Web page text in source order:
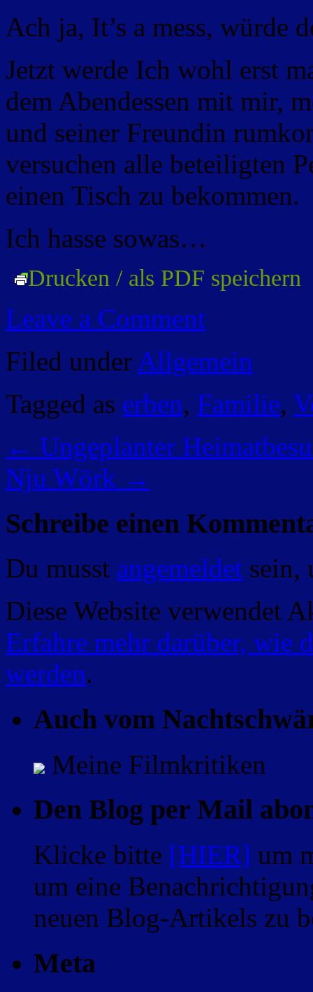
Ach ja, It’s a mess, würde
Jetzt werde Ich wohl erst
dem Abendessen mit mir,
und seiner Freundin
versuchen alle beteiligten
einen Tisch zu bekommen.
Ich hasse sowas…
Drucken / als PDF speichern
Leave a Comment
Filed under Allgemein
Tagged as erben, Familie,
← Ungeplanter
Nju Wörk →
Schreibe einen
Du musst angemeldet sein,
Diese Website verwendet
Erfahre mehr darüber, wie
werden.
Auch vom
Meine Filmkritiken
Den Blog per Mail
Klicke bitte [HIER] um
um eine
neuen Blog-Artikels zu
Meta